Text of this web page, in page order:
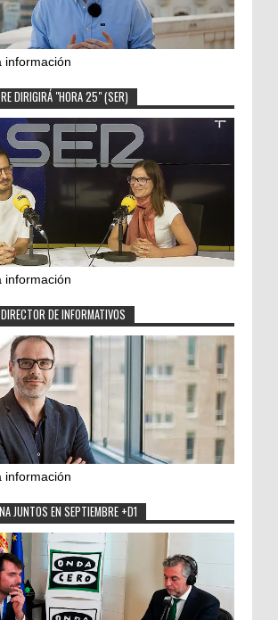
información
DIRIGIRÁ "HORA 25" (SER)
información
DE INFORMATIVOS
información
JUNTOS EN SEPTIEMBRE +D1